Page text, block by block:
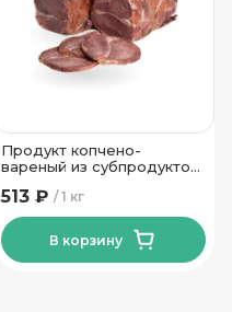
Продукт копчено-
вареный из субпродуктов
Могилевский МК
1 кг
513 ₽
В корзину